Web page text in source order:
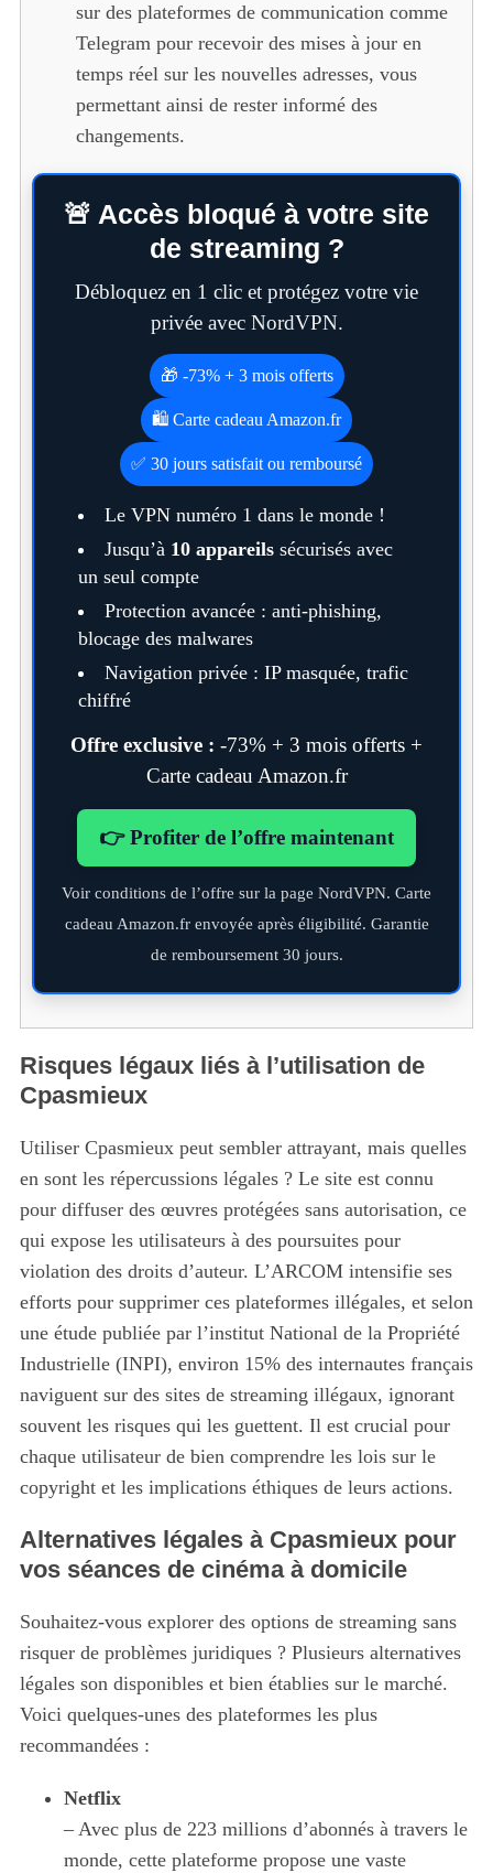
sur des plateformes de communication comme
Telegram pour recevoir des mises à jour en
temps réel sur les nouvelles adresses, vous
permettant ainsi de rester informé des
changements.
🚨 Accès bloqué à votre site
de streaming ?
Débloquez en 1 clic et protégez votre vie
privée avec NordVPN.
🎁 -73% + 3 mois offerts
🛍️ Carte cadeau Amazon.fr
✅ 30 jours satisfait ou remboursé
Le VPN numéro 1 dans le monde !
Jusqu’à 10 appareilssécurisés avec
un seul compte
Protection avancée : anti-phishing,
blocage des malwares
Navigation privée : IP masquée, trafic
chiffré
Offre exclusive : -73% + 3 mois offerts +
Carte cadeau Amazon.fr
👉 Profiter de l’offre maintenant
Voir conditions de l’offre sur la page NordVPN. Carte
cadeau Amazon.fr envoyée après éligibilité. Garantie
de remboursement 30 jours.
Risques légaux liés à l’utilisation de
Cpasmieux
Utiliser Cpasmieux peut sembler attrayant, mais quelles
en sont les répercussions légales ? Le site est connu
pour diffuser des œuvres protégées sans autorisation, ce
qui expose les utilisateurs à des poursuites pour
violation des droits d’auteur. L’ARCOM intensifie ses
efforts pour supprimer ces plateformes illégales, et selon
une étude publiée par l’institut National de la Propriété
Industrielle (INPI), environ 15% des internautes français
naviguent sur des sites de streaming illégaux, ignorant
souvent les risques qui les guettent. Il est crucial pour
chaque utilisateur de bien comprendre les lois sur le
copyright et les implications éthiques de leurs actions.
Alternatives légales à Cpasmieux pour
vos séances de cinéma à domicile
Souhaitez-vous explorer des options de streaming sans
risquer de problèmes juridiques ? Plusieurs alternatives
légales son disponibles et bien établies sur le marché.
Voici quelques-unes des plateformes les plus
recommandées :
Netflix
– Avec plus de 223 millions d’abonnés à travers le
monde, cette plateforme propose une vaste
S
e
c
h
f
: